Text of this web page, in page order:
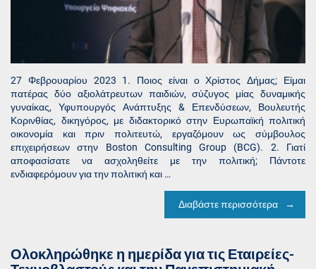
27 Φεβρουαρίου 2023 1. Ποιος είναι ο Χρίστος Δήμας; Είμαι
πατέρας δύο αξιολάτρευτων παιδιών, σύζυγος μίας δυναμικής
γυναίκας, Υφυπουργός Ανάπτυξης & Επενδύσεων, Βουλευτής
Κορινθίας, δικηγόρος, με διδακτορικό στην Ευρωπαϊκή πολιτική
οικονομία και πριν πολιτευτώ, εργαζόμουν ως σύμβουλος
επιχειρήσεων στην Boston Consulting Group (BCG). 2. Γιατί
αποφασίσατε να ασχοληθείτε με την πολιτική; Πάντοτε
ενδιαφερόμουν για την πολιτική και …
Διαβάστε περισσότερα
Ολοκληρώθηκε η ημερίδα για τις Εταιρείες-